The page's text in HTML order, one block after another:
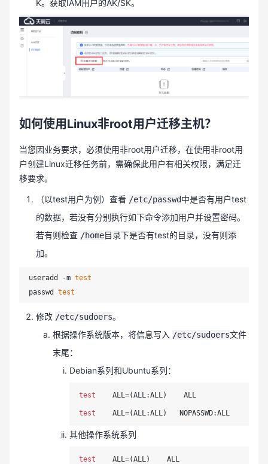
K。获取IAM用户的AK/SK。
如何使用Linux非root用户迁移主机？
当您因业务要求，必须使用非root用户迁移，在使用非root用
户创建Linux迁移任务前，需确保此用户有相关权限，满足迁
移要求。
（以test用户为例）查看 /etc/passwd中是否有用户test
的数据，若没有分别执行如下命令添加用户并设置密码。
若有则检查 /home目录下是否有test的目录，没有则添
加。
useradd -m test
passwd test
修改 /etc/sudoers。
根据操作系统版本，将信息写入 /etc/sudoers文件
末尾：
Debian系列和Ubuntu系列：
test ALL=(ALL:ALL)    ALL
test ALL=(ALL:ALL)   NOPASSWD:ALL
其他操作系统系列
test